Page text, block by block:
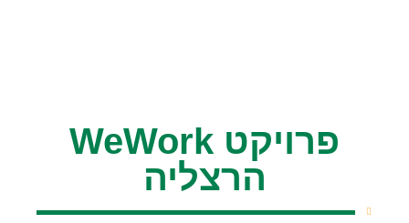
פרויקט WeWork
הרצליה